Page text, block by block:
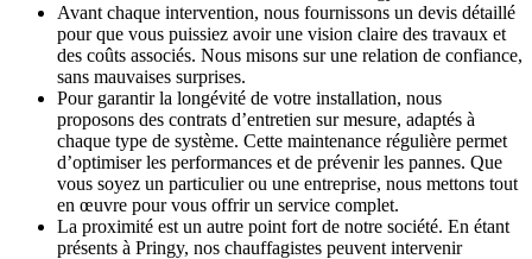
Avant chaque intervention, nous fournissons un devis détaillé
pour que vous puissiez avoir une vision claire des travaux et
des coûts associés. Nous misons sur une relation de confiance,
sans mauvaises surprises.
Pour garantir la longévité de votre installation, nous
proposons des contrats d’entretien sur mesure, adaptés à
chaque type de système. Cette maintenance régulière permet
d’optimiser les performances et de prévenir les pannes. Que
vous soyez un particulier ou une entreprise, nous mettons tout
en œuvre pour vous offrir un service complet.
La proximité est un autre point fort de notre société. En étant
présents à Pringy, nos chauffagistes peuvent intervenir